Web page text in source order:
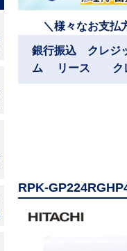
＼様々なお支払
銀行振込 クレジ
ム リース クレ
RPK-